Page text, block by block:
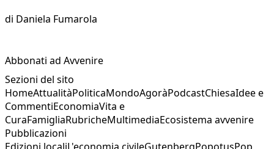
di Daniela Fumarola
Abbonati ad Avvenire
Sezioni del sito
HomeAttualitàPoliticaMondoAgoràPodcastChiesaIdee e
CommentiEconomiaVita e
CuraFamigliaRubricheMultimediaEcosistema avvenire
Pubblicazioni